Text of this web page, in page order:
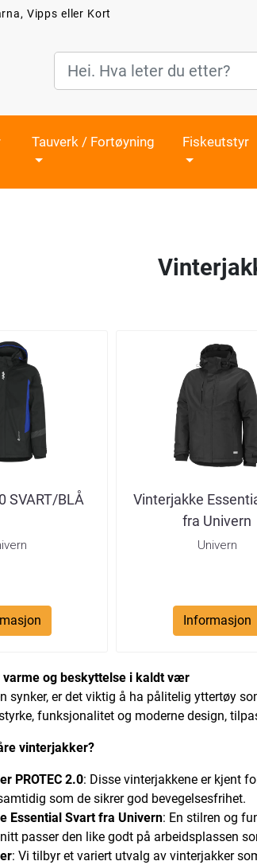
Vipps eller Kort
Tauverk / Fortøyning Fiskeutstyr
SVART/BLÅ
Vinterjakke
fra Univern
Univern
Informasjon
og beskyttelse i kaldt vær
synker, er det viktig å ha pålitelig yttertøy
funksjonalitet og moderne design,
vinterjakker?
PROTEC 2.0: Disse vinterjakkene er kjent
som de sikrer god bevegelsesfrihet.
Essential Svart fra Univern: En stilren og
passer den like godt på arbeidsplassen
: Vi tilbyr et variert utvalg av vinterjakker